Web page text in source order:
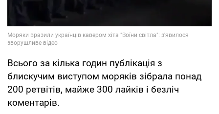
Всього за кілька годин публікація з
блискучим виступом моряків зібрала понад
200 ретвітів, майже 300 лайків і безліч
коментарів.